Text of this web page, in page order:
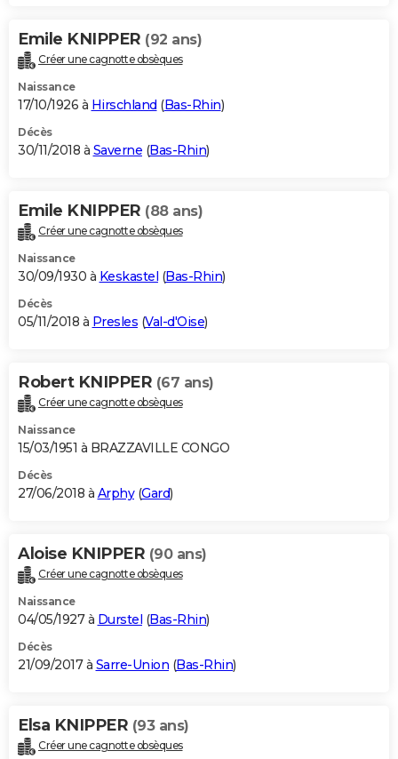
Emile KNIPPER (92 ans)
Créer une cagnotte obsèques
Naissance
17/10/1926 à Hirschland (Bas-Rhin)
Décès
30/11/2018 à Saverne (Bas-Rhin)
Emile KNIPPER (88 ans)
Créer une cagnotte obsèques
Naissance
30/09/1930 à Keskastel (Bas-Rhin)
Décès
05/11/2018 à Presles (Val-d'Oise)
Robert KNIPPER (67 ans)
Créer une cagnotte obsèques
Naissance
15/03/1951 à BRAZZAVILLE CONGO
Décès
27/06/2018 à Arphy(Gard)
Aloise KNIPPER (90 ans)
Créer une cagnotte obsèques
Naissance
04/05/1927 à Durstel (Bas-Rhin)
Décès
21/09/2017 à Sarre-Union (Bas-Rhin)
Elsa KNIPPER (93 ans)
Créer une cagnotte obsèques